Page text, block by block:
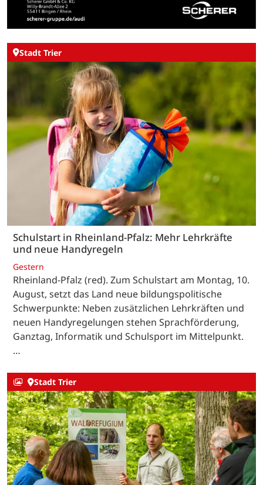
Stadt Trier
Schulstart in Rheinland-Pfalz: Mehr Lehrkräfte
und neue Handyregeln
Gestern
Rheinland-Pfalz (red). Zum Schulstart am Montag, 10.
August, setzt das Land neue bildungspolitische
Schwerpunkte: Neben zusätzlichen Lehrkräften und
neuen Handyregelungen stehen Sprachförderung,
Ganztag, Informatik und Schulsport im Mittelpunkt.
…
Stadt Trier